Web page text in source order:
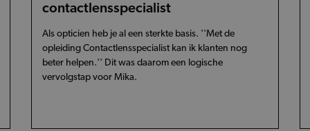
contactlensspecialist
Als opticien heb je al een sterkte basis. ''Met de
opleiding Contactlensspecialist kan ik klanten nog
beter helpen.'' Dit was daarom een logische
vervolgstap voor Mika.